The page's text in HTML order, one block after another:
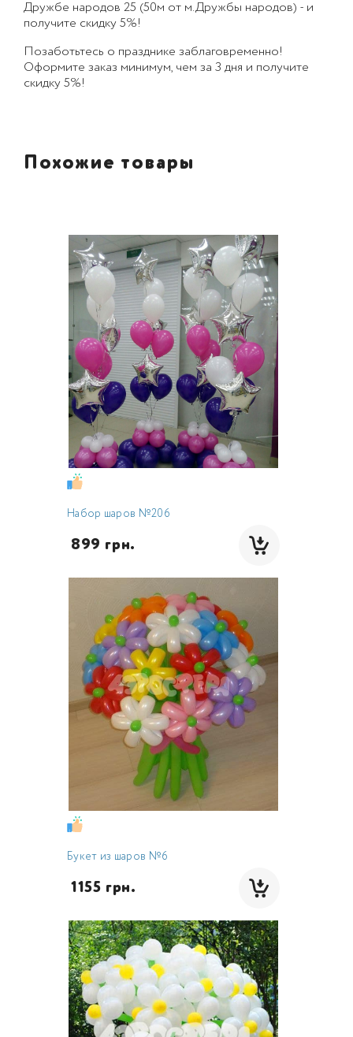
Дружбе народов 25 (50м от м.Дружбы народов) - и
получите скидку 5%!
Позаботьтесь о празднике заблаговременно!
Оформите заказ минимум, чем за 3 дня и получите
скидку 5%!
Похожие товары
Набор шаров №206
899 грн.
Букет из шаров №6
1155 грн.